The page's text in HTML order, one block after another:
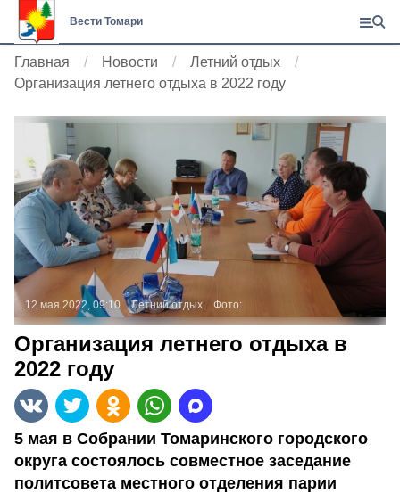
Вести Томари
Главная Новости
Летний отдых
Организация летнего отдыха в 2022 году
12 мая 2022, 09:10 Летний отдых Фото:
Организация летнего отдыха в
2022 году
5 мая в Собрании Томаринского городского
округа состоялось совместное заседание
политсовета местного отделения парии